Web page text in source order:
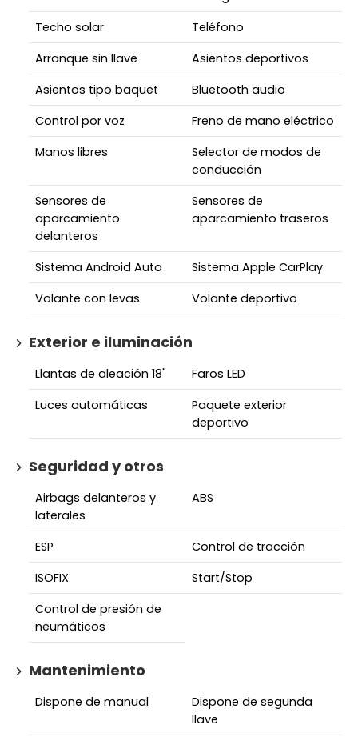
Techo solar
Teléfono
Arranque sin llave
Asientos deportivos
Asientos tipo baquet
Bluetooth audio
Control por voz
Freno de mano eléctrico
Manos libres
Selector de modos de
conducción
Sensores de
aparcamiento
delanteros
Sensores de
aparcamiento traseros
Sistema Android Auto
Sistema Apple CarPlay
Volante con levas
Volante deportivo
Exterior e iluminación
Llantas de aleación 18"
Faros LED
Luces automáticas
Paquete exterior
deportivo
Seguridad y otros
Airbags delanteros y
laterales
ABS
ESP
Control de tracción
ISOFIX
Start/Stop
Control de presión de
neumáticos
Mantenimiento
Dispone de manual
Dispone de segunda
llave